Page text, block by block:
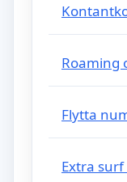
Roaming
Flytta
Extra